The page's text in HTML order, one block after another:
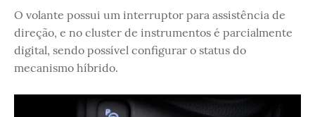
O volante possui um interruptor para assistência de
direção, e no cluster de instrumentos é parcialmente
digital, sendo possível configurar o status do
mecanismo híbrido.